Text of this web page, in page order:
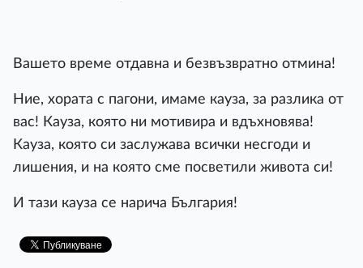
Вашето време отдавна и безвъзвратно отмина!
Ние, хората с пагони, имаме кауза, за разлика от
вас! Кауза, която ни мотивира и вдъхновява!
Кауза, която си заслужава всички несгоди и
лишения, и на която сме посветили живота си!
И тази кауза се нарича България!